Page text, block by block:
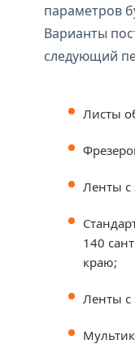
параметров
Варианты
следующий
Листы
Ленты с
140
краю;
Ленты с